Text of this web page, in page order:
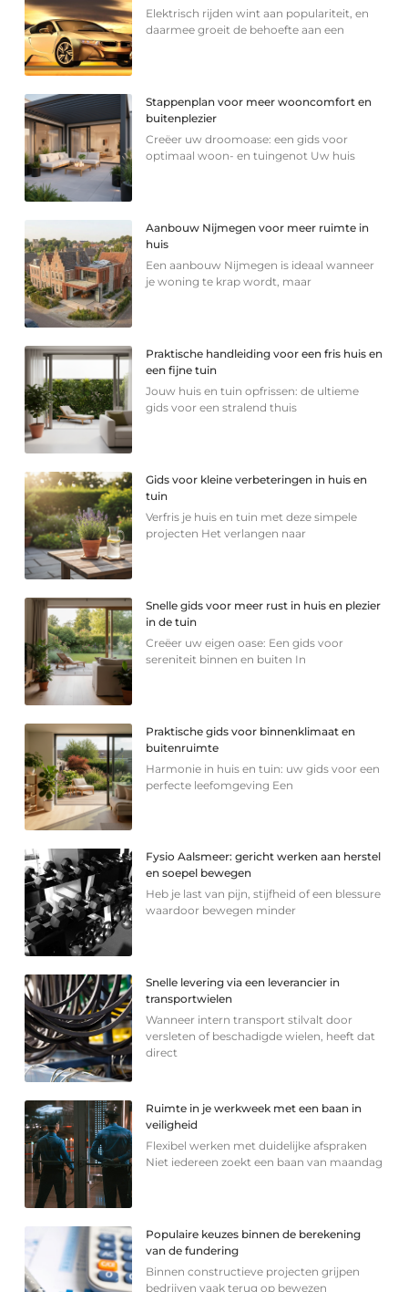
Elektrisch rijden wint aan populariteit, en
daarmee groeit de behoefte aan een
Stappenplan voor meer wooncomfort en
buitenplezier
Creëer uw droomoase: een gids voor
optimaal woon- en tuingenot Uw huis
Aanbouw Nijmegen voor meer ruimte in
huis
Een aanbouw Nijmegen is ideaal wanneer
je woning te krap wordt, maar
Praktische handleiding voor een fris huis en
een fijne tuin
Jouw huis en tuin opfrissen: de ultieme
gids voor een stralend thuis
Gids voor kleine verbeteringen in huis en
tuin
Verfris je huis en tuin met deze simpele
projecten Het verlangen naar
Snelle gids voor meer rust in huis en plezier
in de tuin
Creëer uw eigen oase: Een gids voor
sereniteit binnen en buiten In
Praktische gids voor binnenklimaat en
buitenruimte
Harmonie in huis en tuin: uw gids voor een
perfecte leefomgeving Een
Fysio Aalsmeer: gericht werken aan herstel
en soepel bewegen
Heb je last van pijn, stijfheid of een blessure
waardoor bewegen minder
Snelle levering via een leverancier in
transportwielen
Wanneer intern transport stilvalt door
versleten of beschadigde wielen, heeft dat
direct
Ruimte in je werkweek met een baan in
veiligheid
Flexibel werken met duidelijke afspraken
Niet iedereen zoekt een baan van maandag
Populaire keuzes binnen de berekening
van de fundering
Binnen constructieve projecten grijpen
bedrijven vaak terug op bewezen